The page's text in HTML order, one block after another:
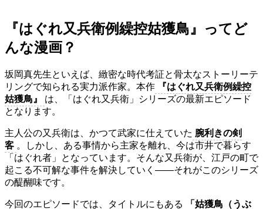
『はぐれ又兵衛例繰控姑獲鳥』ってど
んな漫画？
坂岡真先生といえば、緻密な時代考証と骨太なストーリーテ
リングで知られる実力派作家。本作
『はぐれ又兵衛例繰控
姑獲鳥』
は、「はぐれ又兵衛」シリーズの最新エピソード
となります。
主人公の又兵衛は、かつて武家に仕えていた 腕利きの剣
客 。しかし、ある事情から主家を離れ、今は市井で暮らす
「はぐれ者」となっています。そんな又兵衛が、江戸の町で
起こる不可解な事件を解決していく――それがこのシリーズ
の醍醐味です。
今回のエピソードでは、タイトルにもある 「姑獲鳥（うぶ